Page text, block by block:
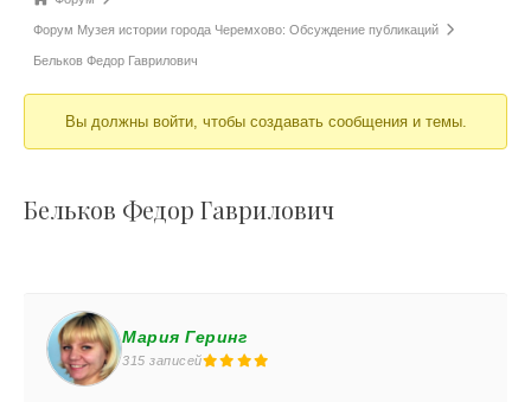
Форум Музея истории города Черемхово: Обсуждение публикаций
Бельков Федор Гаврилович
Вы должны войти, чтобы создавать сообщения и темы.
Бельков Федор Гаврилович
Мария Геринг
315 записей